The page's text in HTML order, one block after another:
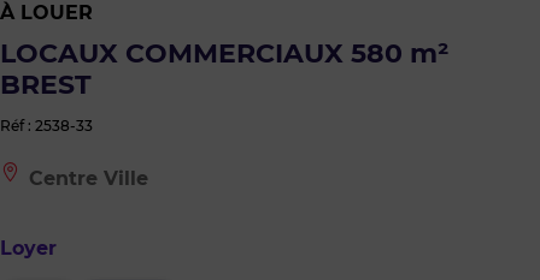
À LOUER
LOCAUX COMMERCIAUX 580 m²
BREST
Réf : 2538-33
Le
bien
à
Centre Ville
Loyer